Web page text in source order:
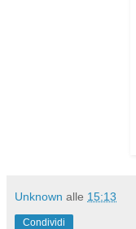
Unknown alle 15:13
Condividi